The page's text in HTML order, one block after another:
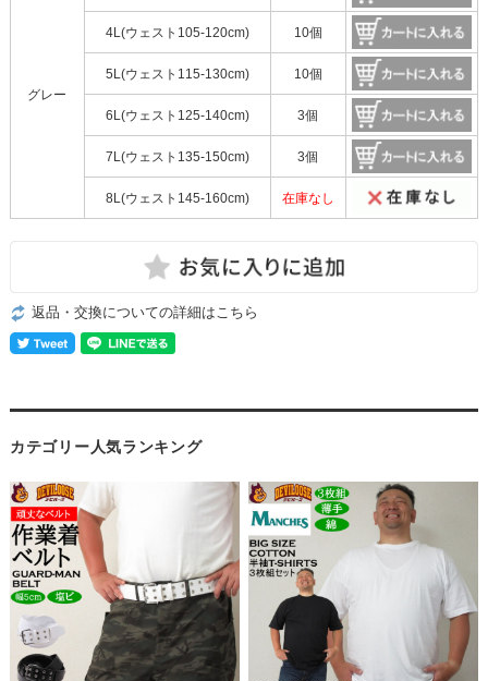
グレー
4L(ウェスト105-120cm) 10個
5L(ウェスト115-130cm) 10個
6L(ウェスト125-140cm) 3個
7L(ウェスト135-150cm) 3個
8L(ウェスト145-160cm) 在庫なし
返品・交換についての詳細はこちら
カテゴリー人気ランキング